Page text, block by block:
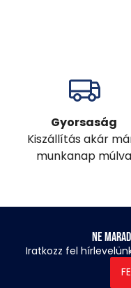
Gyorsaság
Kiszállítás akár
munkanap múlva
Ne
Iratkozz fel